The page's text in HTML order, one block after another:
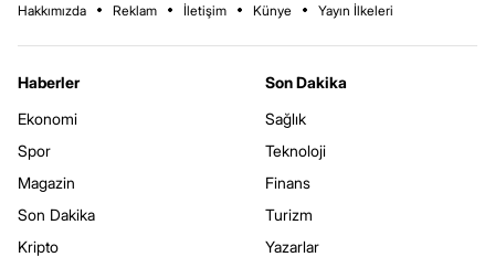
Hakkımızda Reklam İletişim Künye Yayın İlkeleri
Haberler
Ekonomi
Spor
Magazin
Son Dakika
Kripto
Son Dakika
Sağlık
Teknoloji
Finans
Turizm
Yazarlar